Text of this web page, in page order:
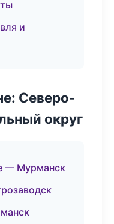
и
Северо-
округ
— Мурманск